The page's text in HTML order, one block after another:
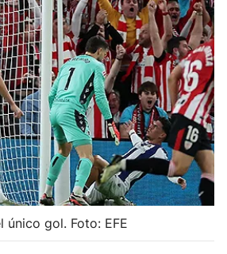
único gol. Foto: EFE